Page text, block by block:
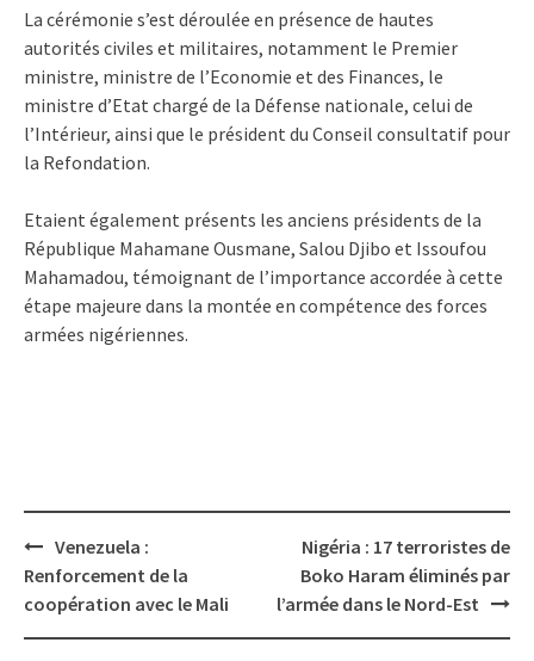
La cérémonie s’est déroulée en présence de hautes
autorités civiles et militaires, notamment le Premier
ministre, ministre de l’Economie et des Finances, le
ministre d’Etat chargé de la Défense nationale, celui de
l’Intérieur, ainsi que le président du Conseil consultatif pour
la Refondation.
Etaient également présents les anciens présidents de la
République Mahamane Ousmane, Salou Djibo et Issoufou
Mahamadou, témoignant de l’importance accordée à cette
étape majeure dans la montée en compétence des forces
armées nigériennes.
Post
navigation
Venezuela :
Renforcement de la
coopération avec le Mali
Nigéria : 17 terroristes de
Boko Haram éliminés par
l’armée dans le Nord-Est